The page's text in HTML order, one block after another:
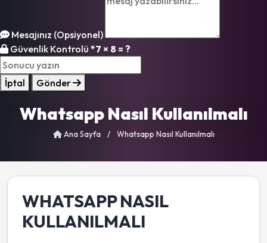
Mesajınız (Opsiyonel)
Güvenlik Kontrolü *7 × 8 = ?
İptal Gönder
Whatsapp Nasıl Kullanılmalı
Ana Sayfa / Whatsapp Nasıl Kullanılmalı
WHATSAPP NASIL
KULLANILMALI